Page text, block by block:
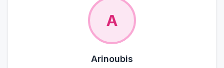
A
Arinoubis